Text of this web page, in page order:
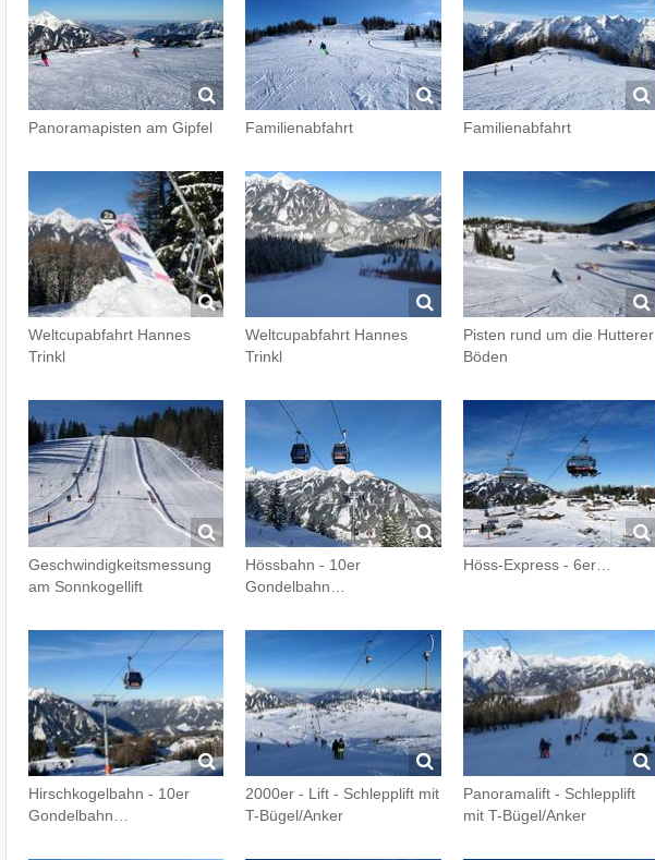
Panoramapisten am Gipfel Familienabfahrt Familienabfahrt
Weltcupabfahrt Hannes
Trinkl
Weltcupabfahrt Hannes
Trinkl
Pisten rund um die Hutterer
Böden
Geschwindigkeitsmessung
am Sonnkogellift
Hössbahn - 10er
Gondelbahn…
Höss-Express - 6er…
Hirschkogelbahn - 10er
Gondelbahn…
2000er - Lift - Schlepplift mit
T-Bügel/Anker
Panoramalift - Schlepplift
mit T-Bügel/Anker